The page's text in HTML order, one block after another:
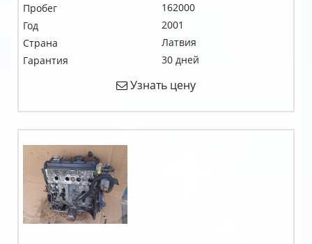
Пробег
162000
Год
2001
Страна
Латвия
Гарантия
30 дней
Узнать цену